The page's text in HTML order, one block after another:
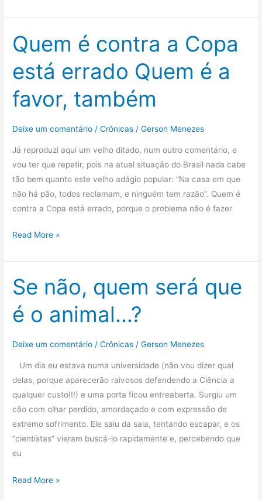
bobo?
Não?
Então
Quem é contra a Copa
está errado Quem é a
favor, também
Deixe um comentário /Crônicas /Gerson Menezes
Já reproduzi aqui um velho ditado, num outro comentário, e
vou ter que repetir, pois na atual situação do Brasil nada cabe
tão bem quanto este velho adágio popular: “Na casa em que
não há pão, todos reclamam, e ninguém tem razão”. Quem é
contra a Copa está errado, porque o problema não é fazer
Quem
contra
a
Copa
está
errado
favor,
também
Read More »
Se não, quem será que
é o animal…?
Deixe um comentário /Crônicas /Gerson Menezes
Um dia eu estava numa universidade (não vou dizer qual
delas, porque aparecerão raivosos defendendo a Ciência a
qualquer custo!!!) e uma porta ficou entreaberta. Surgiu um
cão com olhar perdido, amordaçado e com expressão de
extremo sofrimento. Ele saiu da sala, tentando escapar, e os
“cientistas” vieram buscá-lo rapidamente e, percebendo que
eu
Se
Read More »